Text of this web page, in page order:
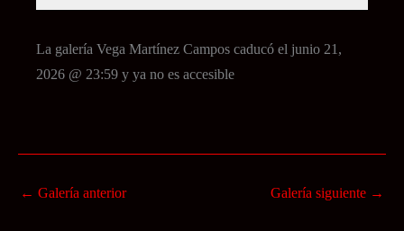
La galería Vega Martínez Campos caducó el junio 21,
2026 @ 23:59 y ya no es accesible
← Galería anterior Galería siguiente →